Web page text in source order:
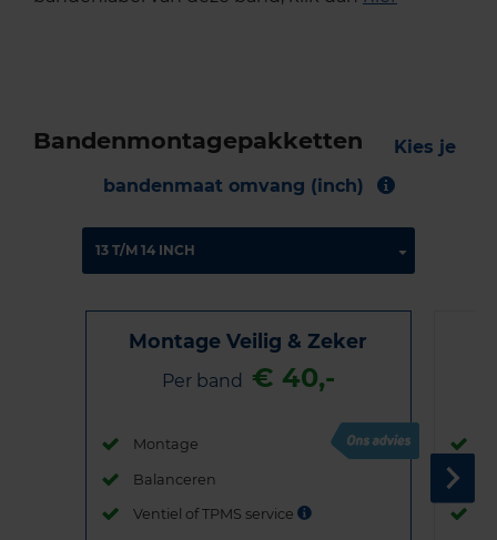
Bandenmontagepakketten
Kies je
bandenmaat omvang (inch)
Montage Veilig & Zeker
Per band € 40,-
Montage
Balanceren
Ventiel of TPMS service